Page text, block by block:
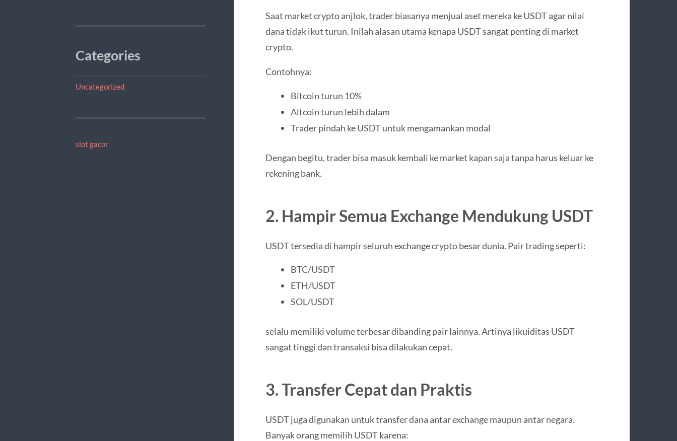
Categories
Uncategorized
slot gacor
Saat market crypto anjlok, trader biasanya menjual aset mereka ke USDT agar nilai
dana tidak ikut turun. Inilah alasan utama kenapa USDT sangat penting di market
crypto.
Contohnya:
Bitcoin turun 10%
Altcoin turun lebih dalam
Trader pindah ke USDT untuk mengamankan modal
Dengan begitu, trader bisa masuk kembali ke market kapan saja tanpa harus keluar ke
rekening bank.
2. Hampir Semua Exchange Mendukung USDT
USDT tersedia di hampir seluruh exchange crypto besar dunia. Pair trading seperti:
BTC/USDT
ETH/USDT
SOL/USDT
selalu memiliki volume terbesar dibanding pair lainnya. Artinya likuiditas USDT
sangat tinggi dan transaksi bisa dilakukan cepat.
3. Transfer Cepat dan Praktis
USDT juga digunakan untuk transfer dana antar exchange maupun antar negara.
Banyak orang memilih USDT karena: